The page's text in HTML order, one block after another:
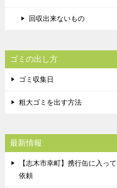
回収出来ないもの
ゴミの出し方
ゴミ収集日
粗大ゴミを出す方法
最新情報
【志木市幸町】携行缶に入っ
依頼